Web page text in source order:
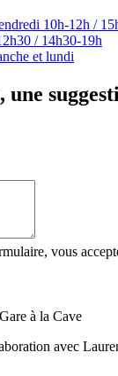
10h-12h /
/ 14h30-19h
et lundi
une
vous
à la Cave
avec